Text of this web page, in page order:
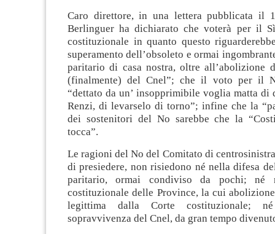
Caro direttore, in una lettera pubblicata il
Berlinguer ha dichiarato che voterà per il
costituzionale in quanto questo
superamento dell’obsoleto e ormai
paritario di casa nostra, oltre all’abolizione
(finalmente) del Cnel”; che il voto per il
“dettato da un’ insopprimibile voglia matta di
Renzi, di levarselo di torno”; infine che la
dei sostenitori del No sarebbe che la
tocca”.
Le ragioni del No del Comitato di
di presiedere, non risiedono né nella difesa
paritario, ormai condiviso da pochi; né
costituzionale delle Province, la cui
legittima dalla Corte costituzionale;
sopravvivenza del Cnel, da gran tempo